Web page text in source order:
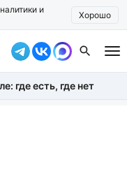
и
Хорошо
где есть, где нет